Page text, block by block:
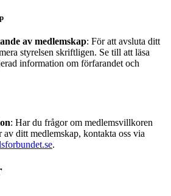
av medlemskap: För att avsluta ditt
styrelsen skriftligen. Se till att läsa
information om förfarandet och
: Har du frågor om medlemsvillkoren
av ditt medlemskap, kontakta oss via
.